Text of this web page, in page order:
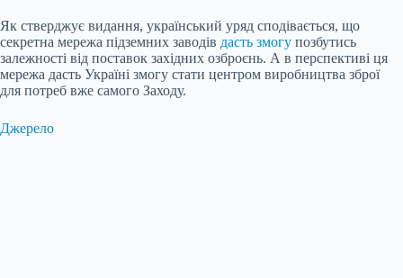
Як стверджує видання, український уряд сподівається, що
секретна мережа підземних заводів дасть змогу позбутись
залежності від поставок західних озброєнь. А в перспективі ця
мережа дасть Україні змогу стати центром виробництва зброї
для потреб вже самого Заходу.
Джерело